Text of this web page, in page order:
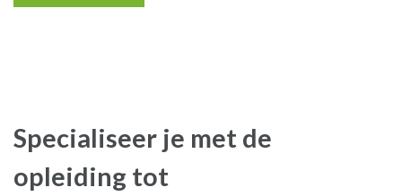
Specialiseer je met de
opleiding tot